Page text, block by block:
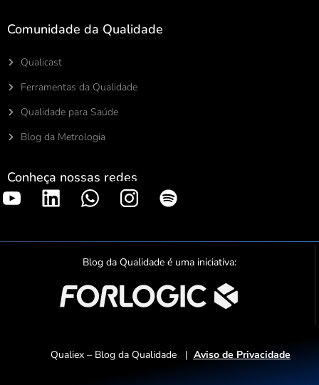
Comunidade da Qualidade
Qualicast
Ferramentas da Qualidade
Qualidade para Saúde
Blog da Metrologia
Conheça nossas redes
S
o
t
f
y
Blog da Qualidade é uma iniciativa:
Qualiex – Blog da Qualidade | Aviso de Privacidade